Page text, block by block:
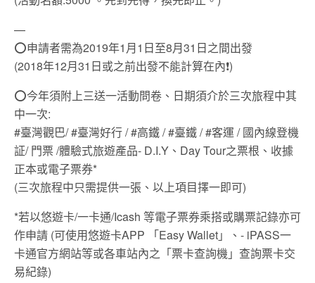
—
⭕️申請者需為2019年1月1日至8月31日之間出發
(2018年12月31日或之前出發不能計算在內❗️)
⭕️今年須附上三送一活動問卷、日期須介於三次旅程中其
中一次:
#臺灣觀巴/ #臺灣好行 / #高鐵 / #臺鐵 / #客運 / 國內線登機
証/ 門票 /體驗式旅遊產品- D.I.Y、Day Tour之票根、收據
正本或電子票券*
(三次旅程中只需提供一張、以上項目擇一即可)
*若以悠遊卡/一卡通/Icash 等電子票券乘搭或購票記錄亦可
作申請 (可使用悠遊卡APP 「Easy Wallet」、- iPASS一
卡通官方網站等或各車站內之「票卡查詢機」查詢票卡交
易紀錄)